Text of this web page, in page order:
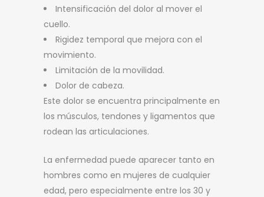
Intensificación del dolor al mover el
cuello.
Rigidez temporal que mejora con el
movimiento.
Limitación de la movilidad.
Dolor de cabeza.
Este dolor se encuentra principalmente en
los músculos, tendones y ligamentos que
rodean las articulaciones.
La enfermedad puede aparecer tanto en
hombres como en mujeres de cualquier
edad, pero especialmente entre los 30 y